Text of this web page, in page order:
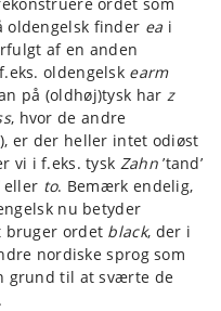
oldengelsk finder ea i
af en anden
oldengelsk earm
på (oldhøj)tysk har z
, hvor de andre
er der heller intet odiøst
vi i f.eks. tysk Zahn’tand’
eller to. Bemærk endelig,
nu betyder
bruger ordet black, der i
nordiske sprog som
grund til at sværte de